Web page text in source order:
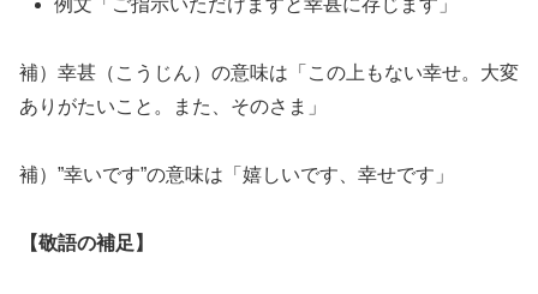
例文「ご指示いただけますと幸甚に存じます」
補）幸甚（こうじん）の意味は「この上もない幸せ。大変
ありがたいこと。また、そのさま」
補）”幸いです”の意味は「嬉しいです、幸せです」
【敬語の補足】